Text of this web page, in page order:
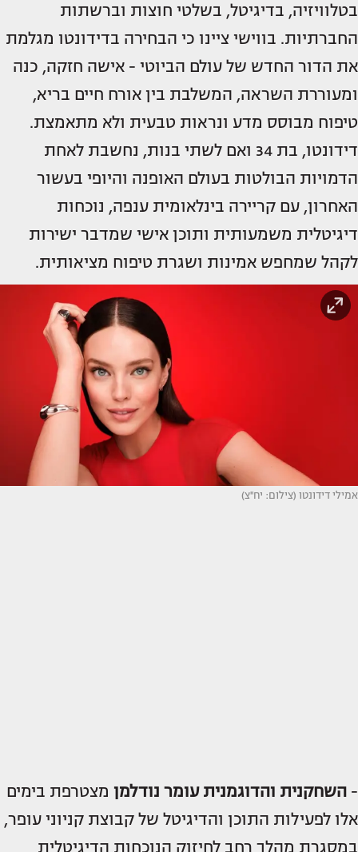
בטלוויזיה, בדיגיטל, בשלטי חוצות וברשתות
החברתיות. בווישי ציינו כי הבחירה בדידונטו מגלמת
את הדור החדש של עולם הביוטי - אישה חזקה, כנה
ומעוררת השראה, המשלבת בין אורח חיים בריא,
טיפוח מבוסס מדע ונראות טבעית ולא מתאמצת.
דידונטו, בת 34 ואם לשתי בנות, נחשבת לאחת
הדמויות הבולטות בעולם האופנה והיופי בעשור
האחרון, עם קריירה בינלאומית ענפה, נוכחות
דיגיטלית משמעותית ותוכן אישי שמדבר ישירות
לקהל שמחפש אמינות ושגרת טיפוח מציאותית.
אמילי דידונטו (צילום: יח''צ)
- השחקנית והדוגמנית עומר נודלמן מצטרפת בימים
אלו לפעילות התוכן והדיגיטל של קבוצת קניוני עופר,
במסגרת מהלך רחב לחיזוק הנוכחות הדיגיטלית